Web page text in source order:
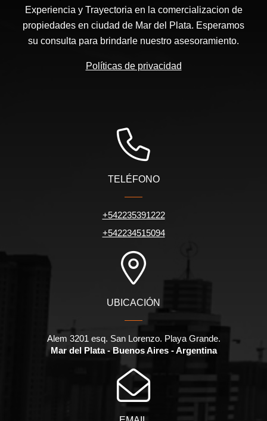
Experiencia y Trayectoria en la comercializacion de
propiedades en ciudad de Mar del Plata. Esperamos
su consulta para brindarle nuestro asesoramiento.
Políticas de privacidad
TELÉFONO
+542235391222
+542234515094
UBICACIÓN
Alem 3201 esq. San Lorenzo. Playa Grande.
Mar del Plata - Buenos Aires - Argentina